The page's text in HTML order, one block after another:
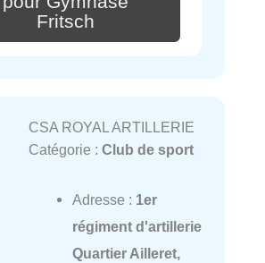
Fritsch
CSA ROYAL ARTILLERIE
Catégorie : Club de sport
Adresse : 1er
régiment d'artillerie
Quartier Ailleret,